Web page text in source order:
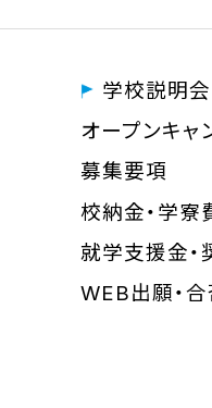
学校説明会
オープンキャ
募集要項
校納金・学寮
就学支援金
WEB出願・